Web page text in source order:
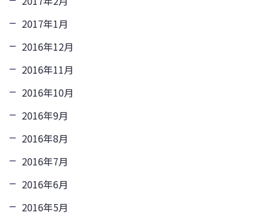
2017年1月
2016年12月
2016年11月
2016年10月
2016年9月
2016年8月
2016年7月
2016年6月
2016年5月